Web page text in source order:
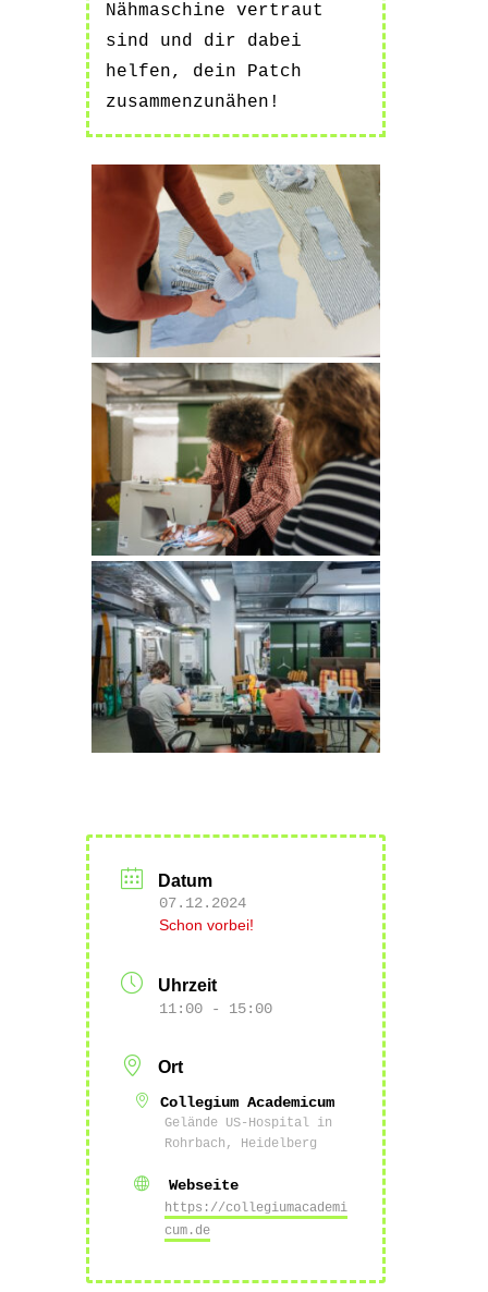
Nähmaschine vertraut
sind und dir dabei
helfen, dein Patch
zusammenzunähen!
Datum
07.12.2024
Schon vorbei!
Uhrzeit
11:00 - 15:00
Ort
Collegium Academicum
Gelände US-Hospital in
Rohrbach, Heidelberg
Webseite
https://collegiumacademi
cum.de